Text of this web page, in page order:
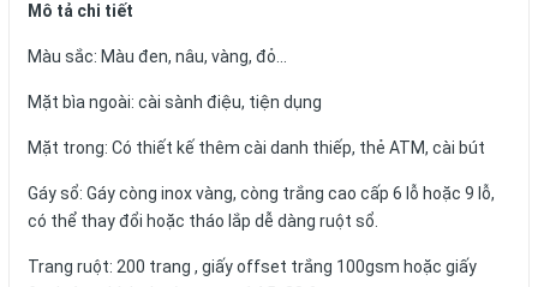
Mô tả chi tiết
Màu sắc: Màu đen, nâu, vàng, đỏ...
Mặt bìa ngoài: cài sành điệu, tiện dụng
Mặt trong: Có thiết kế thêm cài danh thiếp, thẻ ATM, cài bút
Gáy sổ: Gáy còng inox vàng, còng trắng cao cấp 6 lỗ hoặc 9 lỗ,
có thể thay đổi hoặc tháo lắp dễ dàng ruột sổ.
Trang ruột: 200 trang , giấy offset trắng 100gsm hoặc giấy